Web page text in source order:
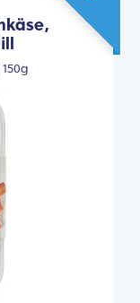
150g